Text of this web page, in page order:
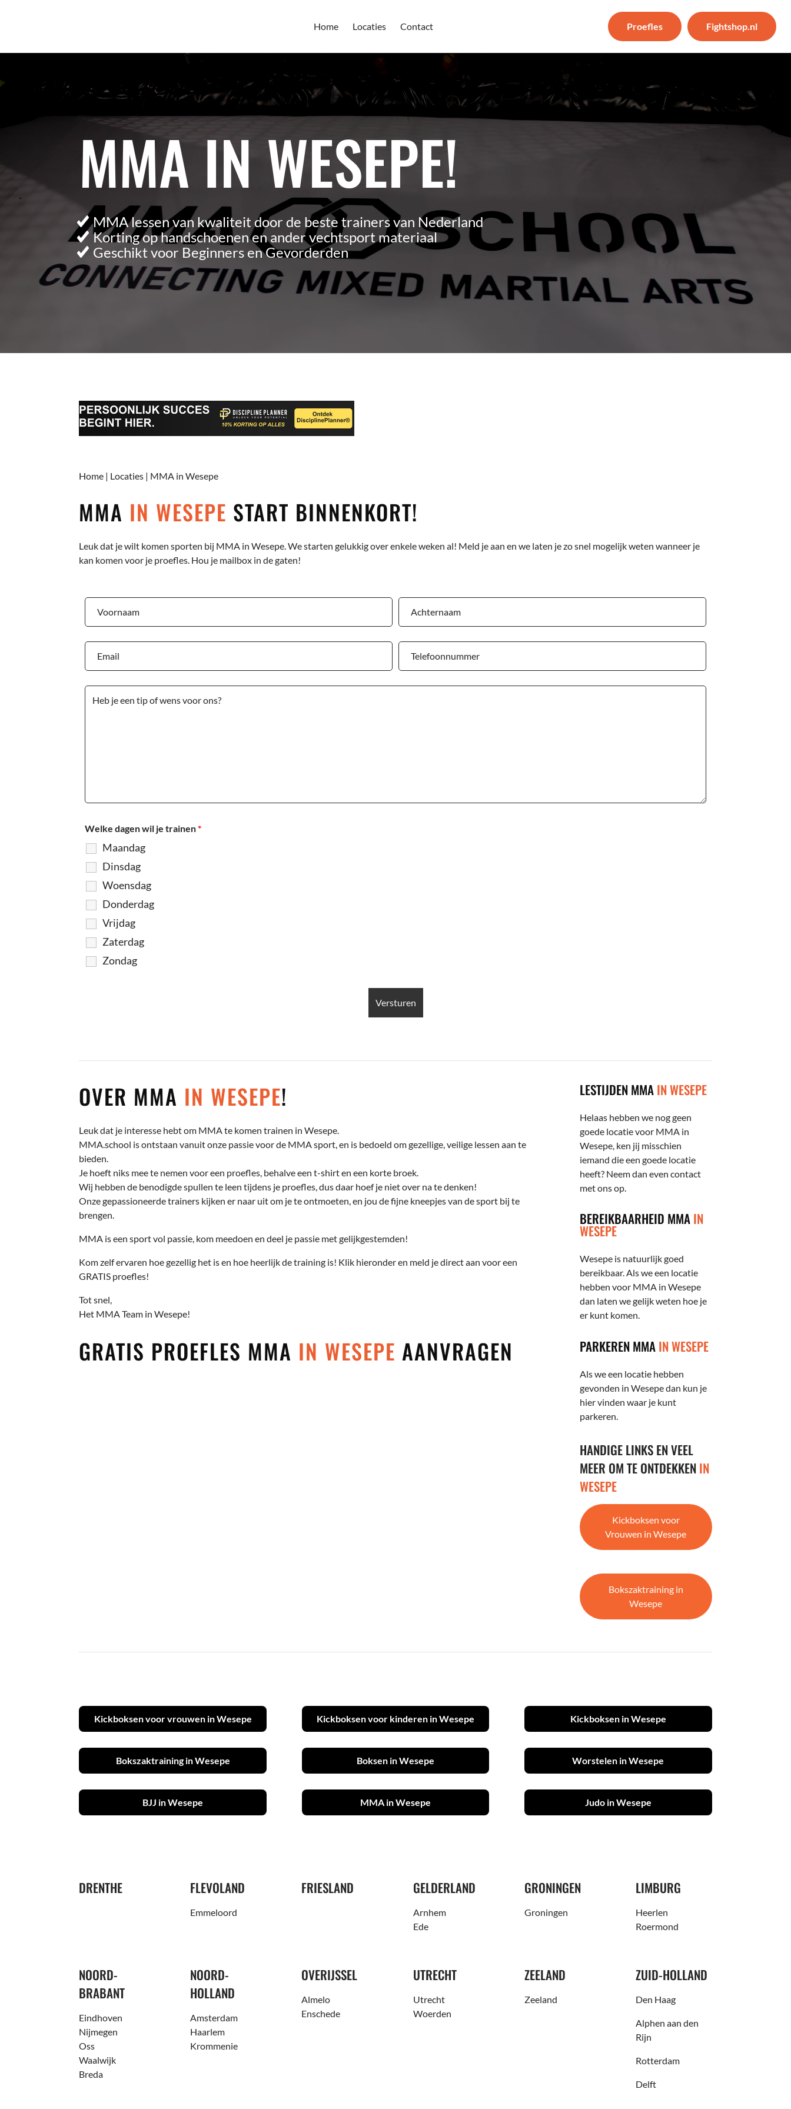
Home Locaties Contact Proefles Fightshop.nl
MMA IN WESEPE!
MMA lessen van kwaliteit door de beste trainers van Nederland
Korting op handschoenen en ander vechtsport materiaal
Geschikt voor Beginners en Gevorderden
Home | Locaties | MMA in Wesepe
MMA IN WESEPE START BINNENKORT!
Leuk dat je wilt komen sporten bij MMA in Wesepe. We starten gelukkig over enkele weken al! Meld je aan en we laten je zo snel mogelijk weten wanneer je
kan komen voor je proefles. Hou je mailbox in de gaten!
Welke dagen wil je trainen*
Maandag
Dinsdag
Woensdag
Donderdag
Vrijdag
Zaterdag
Zondag
OVER MMA IN WESEPE!
Leuk dat je interesse hebt om MMA te komen trainen in Wesepe.
MMA.school is ontstaan vanuit onze passie voor de MMA sport, en is bedoeld om gezellige, veilige lessen aan te
bieden.
Je hoeft niks mee te nemen voor een proefles, behalve een t-shirt en een korte broek.
Wij hebben de benodigde spullen te leen tijdens je proefles, dus daar hoef je niet over na te denken!
Onze gepassioneerde trainers kijken er naar uit om je te ontmoeten, en jou de fijne kneepjes van de sport bij te
brengen.
MMA is een sport vol passie, kom meedoen en deel je passie met gelijkgestemden!
Kom zelf ervaren hoe gezellig het is en hoe heerlijk de training is! Klik hieronder en meld je direct aan voor een
GRATIS proefles!
Tot snel,
Het MMA Team in Wesepe!
GRATIS PROEFLES MMA IN WESEPE AANVRAGEN
LESTIJDEN MMAIN WESEPE
Helaas hebben we nog geen
goede locatie voor MMA in
Wesepe, ken jij misschien
iemand die een goede locatie
heeft? Neem dan even contact
met ons op.
BEREIKBAARHEID MMAIN
WESEPE
Wesepe is natuurlijk goed
bereikbaar. Als we een locatie
hebben voor MMA in Wesepe
dan laten we gelijk weten hoe je
er kunt komen.
PARKEREN MMAIN WESEPE
Als we een locatie hebben
gevonden in Wesepe dan kun je
hier vinden waar je kunt
parkeren.
HANDIGE LINKS EN VEEL
MEER OM TE ONTDEKKENIN
WESEPE
Kickboksen voor
Vrouwen in Wesepe
Bokszaktraining in
Wesepe
Kickboksen voor vrouwen in Wesepe Kickboksen voor kinderen in Wesepe Kickboksen in Wesepe
Bokszaktraining in Wesepe Boksen in Wesepe Worstelen in Wesepe
BJJ in Wesepe MMA in Wesepe Judo in Wesepe
DRENTHE FLEVOLAND
Emmeloord
FRIESLAND GELDERLAND
Arnhem
Ede
GRONINGEN
Groningen
LIMBURG
Heerlen
Roermond
NOORD-
BRABANT
Eindhoven
Nijmegen
Oss
Waalwijk
Breda
NOORD-
HOLLAND
Amsterdam
Haarlem
Krommenie
OVERIJSSEL
Almelo
Enschede
UTRECHT
Utrecht
Woerden
ZEELAND
Zeeland
ZUID-HOLLAND
Den Haag
Alphen aan den
Rijn
Rotterdam
Delft